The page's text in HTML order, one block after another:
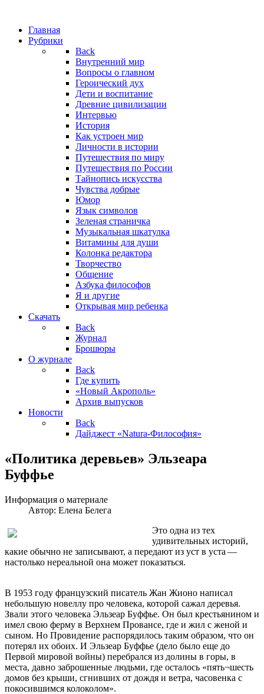
Главная
Рубрики
Back
Внутренний мир
Вопросы о главном
Героический дух
Дети и воспитание
Древние цивилизации
Интервью
История
Как устроен мир
Личности в истории
Путешествия по миру
Путешествия по России
Тайнопись искусства
Чувства добрые
Юмор
Язык символов
Зеленая страничка
Музыкальная шкатулка
Витамины для души
Колонка редактора
Творчество
Общение
Азбука философов
Я и другие
Открывая мир ребенка
Скачать
Back
Журнал
Брошюры
О журнале
Back
Где купить
«Новый Акрополь»
Архив выпусков
Новости
Back
Дайджест «Natura-Философия»
«Политика деревьев» Эльзеара
Буффье
Информация о материале
Автор: Елена Белега
Это одна из тех
удивительных историй,
какие обычно не записывают, а передают из уст в уста —
настолько нереальной она может показаться.
В 1953 году французский писатель Жан Жионо написал
небольшую новеллу про человека, которой сажал деревья.
Звали этого человека Эльзеар Буффье. Он был крестьянином и
имел свою ферму в Верхнем Провансе, где и жил с женой и
сыном. Но Провидение распорядилось таким образом, что он
потерял их обоих. И Эльзеар Буффье (дело было еще до
Первой мировой вой­ны) перебрался из долины в горы, в
места, давно заброшенные людьми, где осталось «пять¬шесть
домов без крыши, сгнивших от дождя и ветра, часовенка с
покосившимся колоколом».